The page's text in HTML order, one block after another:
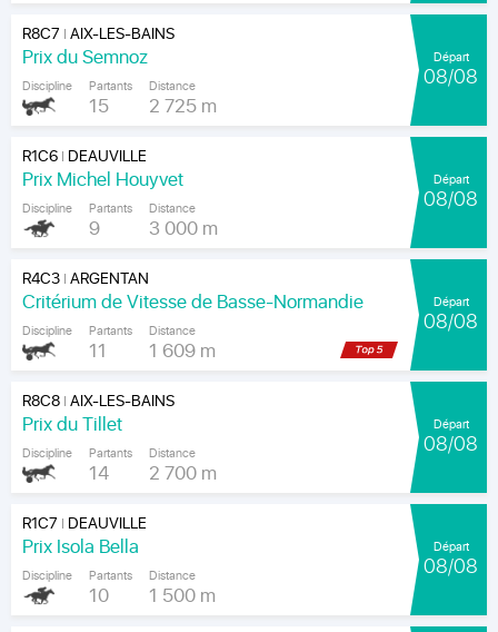
R8C7 |AIX-LES-BAINS
Prix du Semnoz
Discipline Partants
15
Distance
2 725 m
Départ
08/08
R1C6| DEAUVILLE
Prix Michel Houyvet
Discipline Partants
9
Distance
3 000 m
Départ
08/08
R4C3|ARGENTAN
Critérium de Vitesse de Basse-Normandie
Discipline Partants
11
Distance
1 609 m
Départ
08/08
R8C8|AIX-LES-BAINS
Prix du Tillet
Discipline Partants
14
Distance
2 700 m
Départ
08/08
R1C7 | DEAUVILLE
Prix Isola Bella
Discipline Partants
10
Distance
1 500 m
Départ
08/08